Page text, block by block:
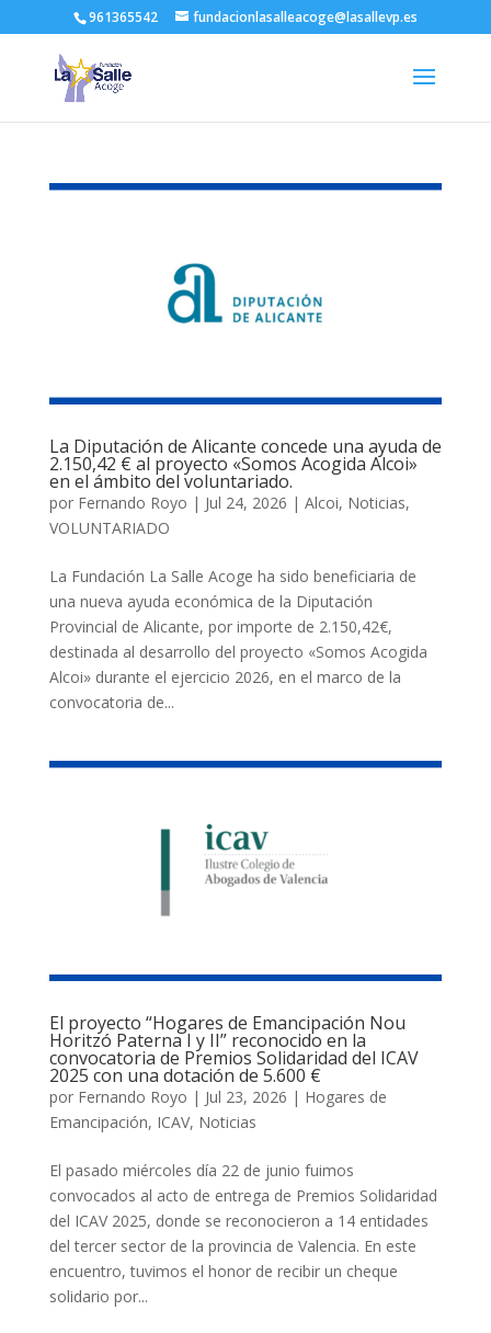
961365542 fundacionlasalleacoge@lasallevp.es
La Diputación de Alicante concede una ayuda de
2.150,42 € al proyecto «Somos Acogida Alcoi»
en el ámbito del voluntariado.
por Fernando Royo | Jul 24, 2026 | Alcoi, Noticias,
VOLUNTARIADO
La Fundación La Salle Acoge ha sido beneficiaria de
una nueva ayuda económica de la Diputación
Provincial de Alicante, por importe de 2.150,42€,
destinada al desarrollo del proyecto «Somos Acogida
Alcoi» durante el ejercicio 2026, en el marco de la
convocatoria de...
El proyecto “Hogares de Emancipación Nou
Horitzó Paterna I y II” reconocido en la
convocatoria de Premios Solidaridad del ICAV
2025 con una dotación de 5.600 €
por Fernando Royo | Jul 23, 2026 | Hogares de
Emancipación, ICAV, Noticias
El pasado miércoles día 22 de junio fuimos
convocados al acto de entrega de Premios Solidaridad
del ICAV 2025, donde se reconocieron a 14 entidades
del tercer sector de la provincia de Valencia. En este
encuentro, tuvimos el honor de recibir un cheque
solidario por...